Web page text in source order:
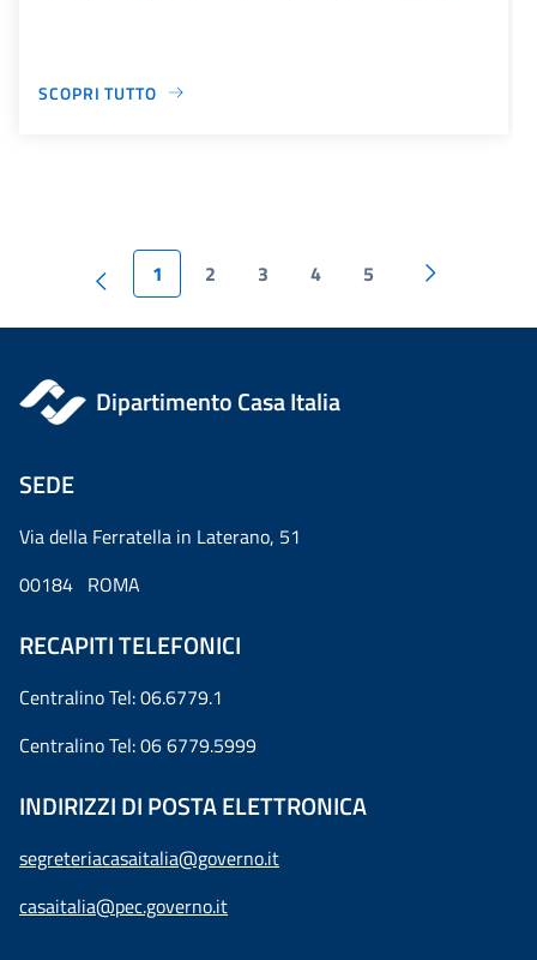
SCOPRI TUTTO
1 2 3 4 5
Dipartimento Casa Italia
SEDE
Via della Ferratella in Laterano, 51
00184 ROMA
RECAPITI TELEFONICI
Centralino Tel: 06.6779.1
Centralino Tel: 06 6779.5999
INDIRIZZI DI POSTA ELETTRONICA
segreteriacasaitalia@governo.it
casaitalia@pec.governo.it